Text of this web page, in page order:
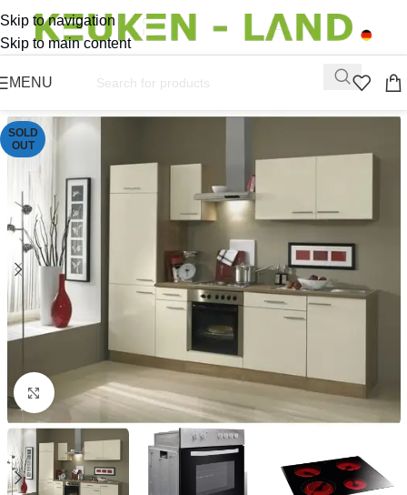
Skip to navigation
Skip to main content
MENU
SOLD
OUT
Click to enlarge